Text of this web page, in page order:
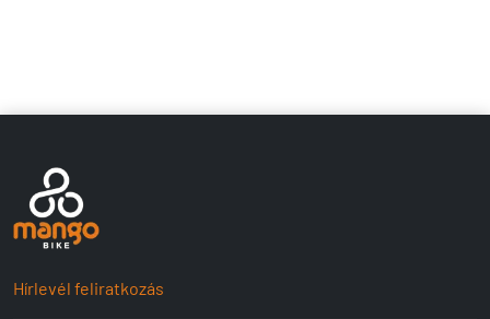
Hírlevél feliratkozás